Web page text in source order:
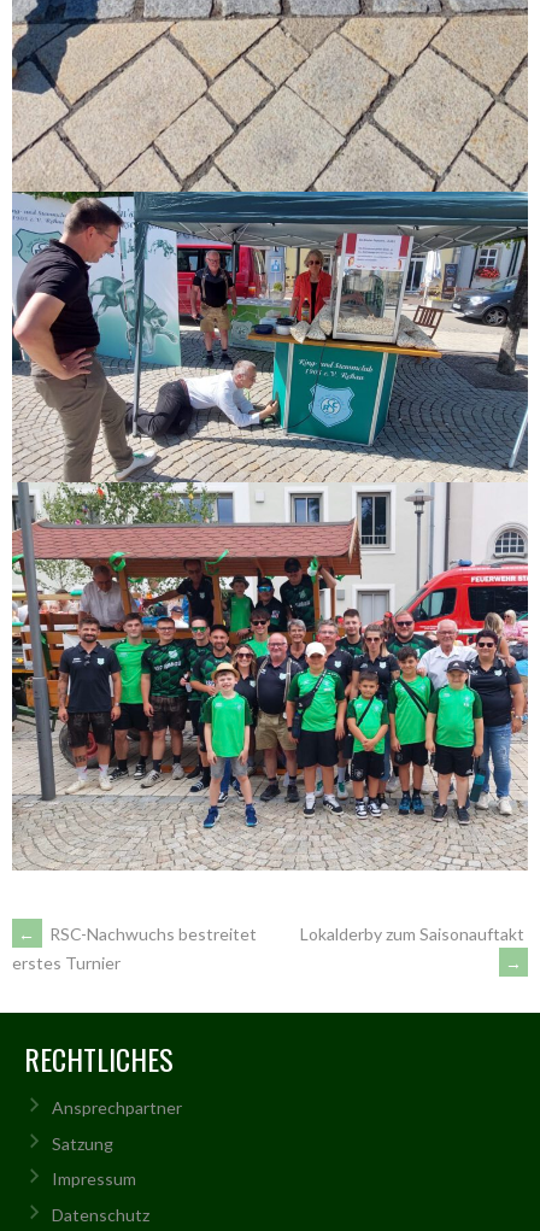
ARTIKEL-
NAVIGATION
←
RSC-Nachwuchs bestreitet
erstes Turnier
Lokalderby zum Saisonauftakt
→
RECHTLICHES
Ansprechpartner
Satzung
Impressum
Datenschutz